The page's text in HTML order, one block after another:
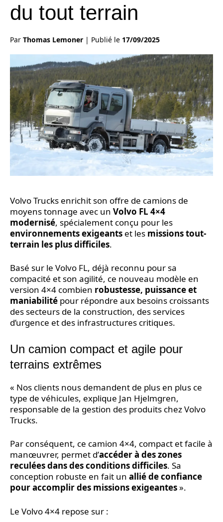
du tout terrain
Par Thomas Lemoner | Publié le 17/09/2025
Volvo Trucks enrichit son offre de camions de
moyens tonnage avec un Volvo FL 4×4
modernisé, spécialement conçu pour les
environnements exigeants et les missions tout-
terrain les plus difficiles.
Basé sur le Volvo FL, déjà reconnu pour sa
compacité et son agilité, ce nouveau modèle en
version 4×4 combien robustesse, puissance et
maniabilité pour répondre aux besoins croissants
des secteurs de la construction, des services
d’urgence et des infrastructures critiques.
Un camion compact et agile pour
terrains extrêmes
« Nos clients nous demandent de plus en plus ce
type de véhicules, explique Jan Hjelmgren,
responsable de la gestion des produits chez Volvo
Trucks.
Par conséquent, ce camion 4×4, compact et facile à
manœuvrer, permet d’accéder à des zones
reculées dans des conditions difficiles. Sa
conception robuste en fait un allié de confiance
pour accomplir des missions exigeantes».
Le Volvo 4×4 repose sur :